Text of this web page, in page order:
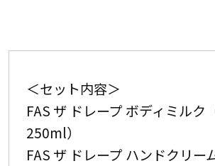
＜セット内容＞
FAS ザ ドレープ ボディミルク
250ml）
FAS ザ ドレープ ハンドクリー